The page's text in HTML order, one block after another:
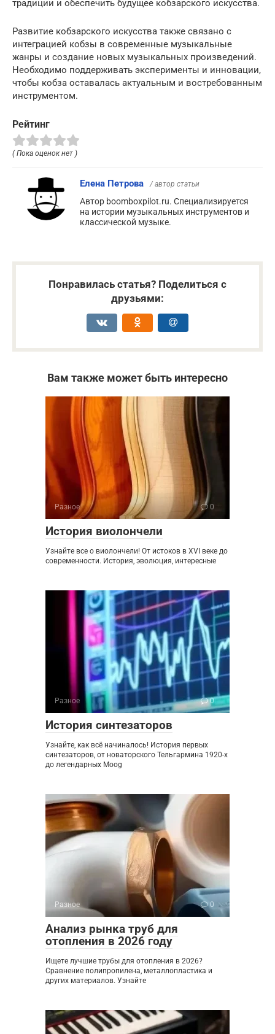
традиции и обеспечить будущее кобзарского искусства.
Развитие кобзарского искусства также связано с
интеграцией кобзы в современные музыкальные
жанры и создание новых музыкальных произведений.
Необходимо поддерживать эксперименты и инновации,
чтобы кобза оставалась актуальным и востребованным
инструментом.
Рейтинг
( Пока оценок нет )
Елена Петрова / автор статьи
Автор boomboxpilot.ru. Специализируется
на истории музыкальных инструментов и
классической музыке.
Понравилась статья? Поделиться с
друзьями:
Вам также может быть интересно
Разное 0
История виолончели
Узнайте все о виолончели! От истоков в XVI веке до
современности. История, эволюция, интересные
Разное 0
История синтезаторов
Узнайте, как всё начиналось! История первых
синтезаторов, от новаторского Тельгармина 1920-х
до легендарных Moog
Разное 0
Анализ рынка труб для
отопления в 2026 году
Ищете лучшие трубы для отопления в 2026?
Сравнение полипропилена, металлопластика и
других материалов. Узнайте